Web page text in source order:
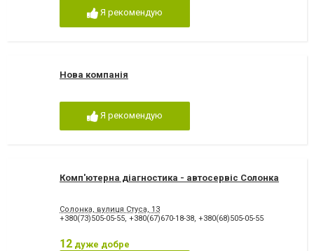
Я рекомендую
Нова компанія
Я рекомендую
Комп'ютерна діагностика - автосервіс Солонка
Солонка, вулиця Стуса, 13
+380(73)505-05-55, +380(67)670-18-38, +380(68)505-05-55
12 дуже добре